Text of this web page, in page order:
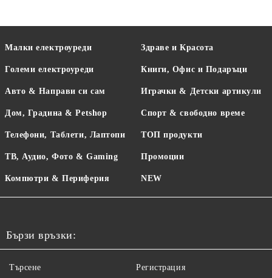
Малки електроуреди
Големи електроуреди
Авто & Направи си сам
Дом, Градина & Petshop
Телефони, Таблети, Лаптопи
ТВ, Аудио, Фото & Gaming
Компютри & Периферия
Здраве и Красота
Книги, Офис и Подаръци
Играчки & Детски артикули
Спорт & свободно време
ТОП продукти
Промоции
NEW
Бързи връзки:
Търсене Регистрация